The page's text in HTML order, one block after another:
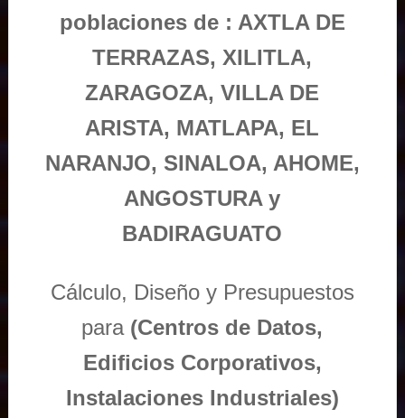
poblaciones de : AXTLA DE
TERRAZAS, XILITLA,
ZARAGOZA, VILLA DE
ARISTA, MATLAPA, EL
NARANJO, SINALOA, AHOME,
ANGOSTURA y
BADIRAGUATO
Cálculo, Diseño y Presupuestos
para (Centros de Datos,
Edificios Corporativos,
Instalaciones Industriales)